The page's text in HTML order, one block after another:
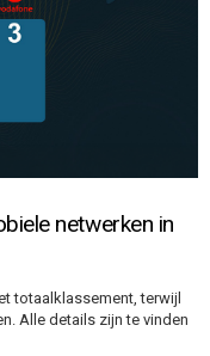
netwerken in
totaalklassement, terwijl
Alle details zijn te vinden